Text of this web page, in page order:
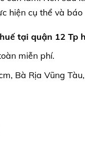
hiện cụ thể và
tại quận 12 Tp
miễn phí.
Bà Rịa Vũng